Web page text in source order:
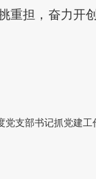
重担，奋力开
党支部书记抓党建工